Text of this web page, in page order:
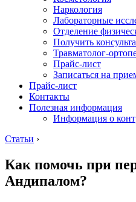
Наркология
Лабораторные
Отделение
Получить
Травматолог-
Прайс-лист
Записаться на
Прайс-лист
Контакты
Полезная информация
Информация о
Статьи ›
Как помочь при
Андипалом?